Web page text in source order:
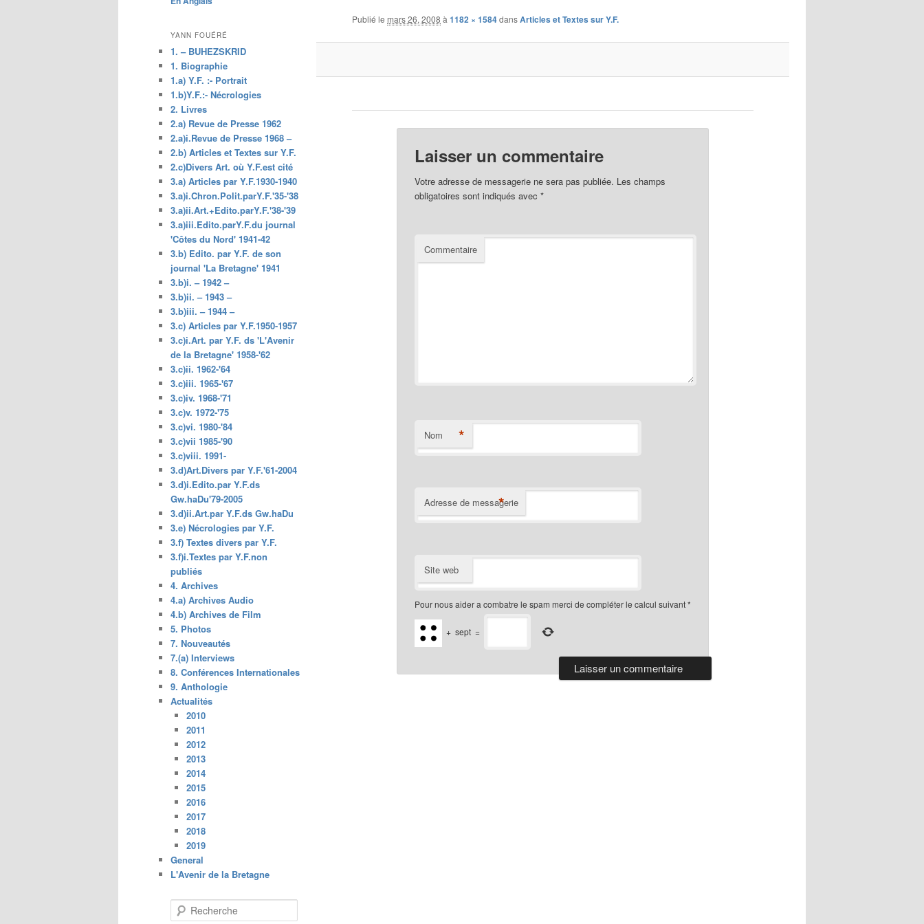
principal
Publié le mars 26, 2008 à 1182 × 1584dansArticles et Textes sur Y.F.
Laisser un commentaire
Votre adresse de messagerie ne sera pas publiée. Les champs
obligatoires sont indiqués avec *
Commentaire
Nom *
Adresse de messagerie
*
Site web
Pour nous aider a combatre le spam merci de compléter le calcul suivant*
+ sept =
YANN FOUÉRÉ
1. – BUHEZSKRID
1. Biographie
1.a) Y.F. :- Portrait
1.b)Y.F.:- Nécrologies
2. Livres
2.a) Revue de Presse 1962
2.a)i.Revue de Presse 1968 –
2.b) Articles et Textes sur Y.F.
2.c)Divers Art. où Y.F.est cité
3.a) Articles par Y.F.1930-1940
3.a)i.Chron.Polit.parY.F.'35-'38
3.a)ii.Art.+Edito.parY.F.'38-'39
3.a)iii.Edito.parY.F.du journal
'Côtes du Nord' 1941-42
3.b) Edito. par Y.F. de son
journal 'La Bretagne' 1941
3.b)i. – 1942 –
3.b)ii. – 1943 –
3.b)iii. – 1944 –
3.c) Articles par Y.F.1950-1957
3.c)i.Art. par Y.F. ds 'L'Avenir
de la Bretagne' 1958-'62
3.c)ii. 1962-'64
3.c)iii. 1965-'67
3.c)iv. 1968-'71
3.c)v. 1972-'75
3.c)vi. 1980-'84
3.c)vii 1985-'90
3.c)viii. 1991-
3.d)Art.Divers par Y.F.'61-2004
3.d)i.Edito.par Y.F.ds
Gw.haDu'79-2005
3.d)ii.Art.par Y.F.ds Gw.haDu
3.e) Nécrologies par Y.F.
3.f) Textes divers par Y.F.
3.f)i.Textes par Y.F.non
publiés
4. Archives
4.a) Archives Audio
4.b) Archives de Film
5. Photos
7. Nouveautés
7.(a) Interviews
8. Conférences Internationales
9. Anthologie
Actualités
2010
2011
2012
2013
2014
2015
2016
2017
2018
2019
General
L'Avenir de la Bretagne
e